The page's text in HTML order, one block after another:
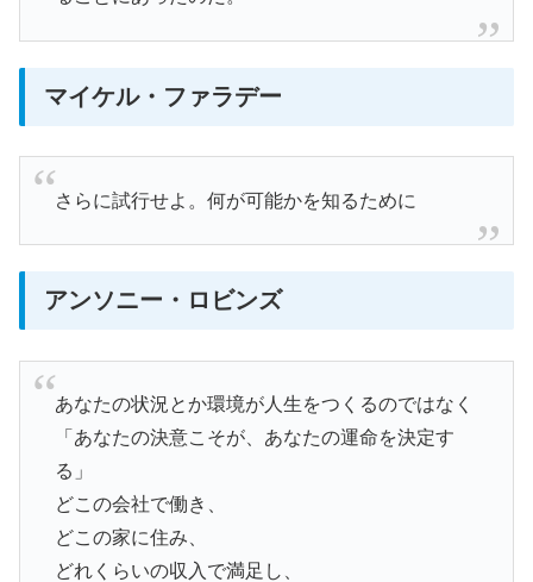
マイケル・ファラデー
さらに試行せよ。何が可能かを知るために
アンソニー・ロビンズ
あなたの状況とか環境が人生をつくるのではなく
「あなたの決意こそが、あなたの運命を決定す
る」
どこの会社で働き、
どこの家に住み、
どれくらいの収入で満足し、